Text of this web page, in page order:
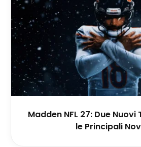
Madden NFL 27: Due
le Principali